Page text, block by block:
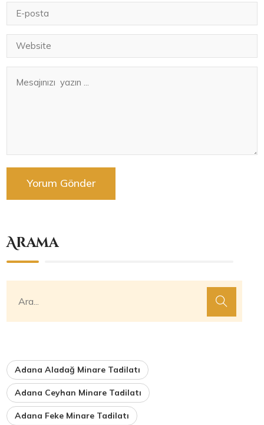
Arama
Adana Aladağ Minare Tadilatı
Adana Ceyhan Minare Tadilatı
Adana Feke Minare Tadilatı